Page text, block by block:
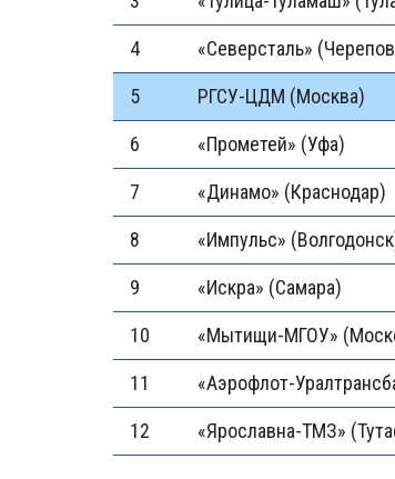
4 «Северсталь»
5 РГСУ-ЦДМ (Москва)
6 «Прометей» (Уфа)
7 «Динамо» (Краснодар)
8 «Импульс»
9 «Искра» (Самара)
10 «Мытищи-МГОУ»
11 «Аэрофлот-
12 «Ярославна-ТМЗ»